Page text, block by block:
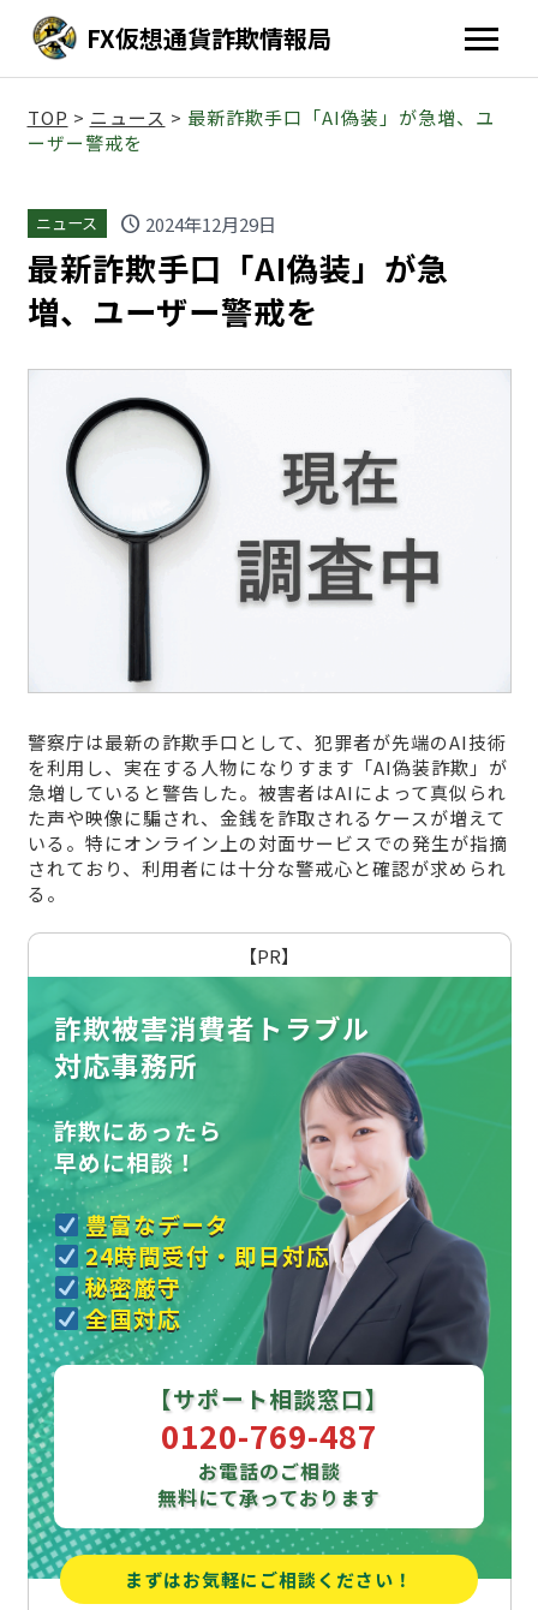
FX仮想通貨詐欺情報局
TOP > ニュース > 最新詐欺手口「AI偽装」が急増、ユ
ーザー警戒を
ニュース schedule 2024年12月29日
最新詐欺手口「AI偽装」が急
増、ユーザー警戒を
警察庁は最新の詐欺手口として、犯罪者が先端のAI技術
を利用し、実在する人物になりすます「AI偽装詐欺」が
急増していると警告した。被害者はAIによって真似られ
た声や映像に騙され、金銭を詐取されるケースが増えて
いる。特にオンライン上の対面サービスでの発生が指摘
されており、利用者には十分な警戒心と確認が求められ
る。
【PR】
詐欺被害消費者トラブル
対応事務所
詐欺にあったら
早めに相談！
豊富なデータ
24時間受付・即日対応
秘密厳守
全国対応
【サポート相談窓口】
0120-769-487
お電話のご相談
無料にて承っております
まずはお気軽にご相談ください！